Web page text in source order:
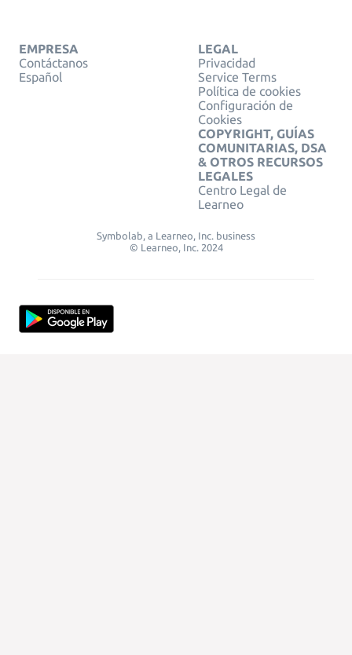
EMPRESA
Contáctanos
Español
LEGAL
Privacidad
Service Terms
Política de cookies
Configuración de
Cookies
COPYRIGHT, GUÍAS
COMUNITARIAS, DSA
& OTROS RECURSOS
LEGALES
Centro Legal de
Learneo
Symbolab, a Learneo, Inc. business
© Learneo, Inc. 2024